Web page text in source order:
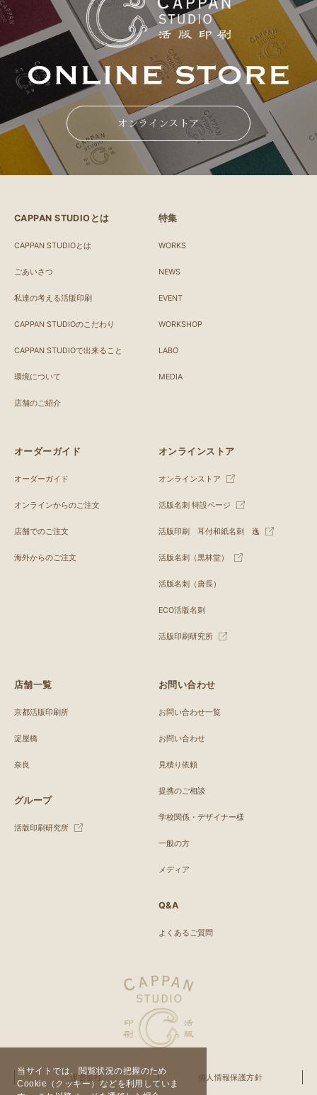
当サイトでは、閲覧状況の把握のため
Cookie（クッキー）などを利用していま
オンラインストア
CAPPAN STUDIOとは
CAPPAN STUDIOとは
ごあいさつ
私達の考える活版印刷
CAPPAN STUDIOのこだわり
CAPPAN STUDIOで出来ること
環境について
店舗のご紹介
特集
WORKS
NEWS
EVENT
WORKSHOP
LABO
MEDIA
オーダーガイド
オーダーガイド
オンラインからのご注文
店舗でのご注文
海外からのご注文
オンラインストア
オンラインストア
活版名刺 特設ページ
活版印刷 耳付和紙名刺 逸
活版名刺（黒林堂）
活版名刺（唐長）
ECO活版名刺
活版印刷研究所
店舗一覧
京都活版印刷所
淀屋橋
奈良
グループ
活版印刷研究所
お問い合わせ
お問い合わせ一覧
お問い合わせ
見積り依頼
提携のご相談
学校関係・デザイナー様
一般の方
メディア
Q&A
よくあるご質問
運営会社 個人情報保護方針